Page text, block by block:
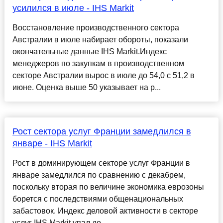
усилился в июле - IHS Markit
Восстановление производственного сектора
Австралии в июле набирает обороты, показали
окончательные данные IHS Markit.Индекс
менеджеров по закупкам в производственном
секторе Австралии вырос в июле до 54,0 с 51,2 в
июне. Оценка выше 50 указывает на р...
Рост сектора услуг Франции замедлился в
январе - IHS Markit
Рост в доминирующем секторе услуг Франции в
январе замедлился по сравнению с декабрем,
поскольку вторая по величине экономика еврозоны
борется с последствиями общенациональных
забастовок. Индекс деловой активности в секторе